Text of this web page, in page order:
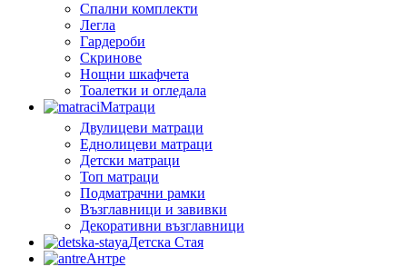
Спални комплекти
Легла
Гардероби
Скринове
Нощни шкафчета
Тоалетки и огледала
Матраци
Двулицеви матраци
Еднолицеви матраци
Детски матраци
Топ матраци
Подматрачни рамки
Възглавници и завивки
Декоративни възглавници
Детска Стая
Антре